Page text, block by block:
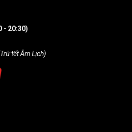
- 20:30)
tết Âm Lịch)